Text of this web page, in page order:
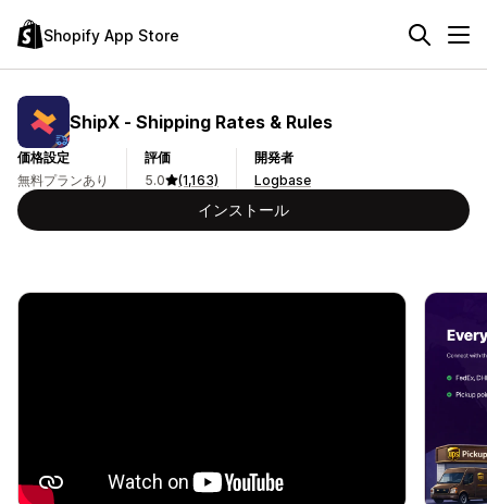
Shopify App Store
ShipX ‑ Shipping Rates & Rules
価格設定
無料プランあり
評価
5.0
(1,163)
開発者
Logbase
インストール